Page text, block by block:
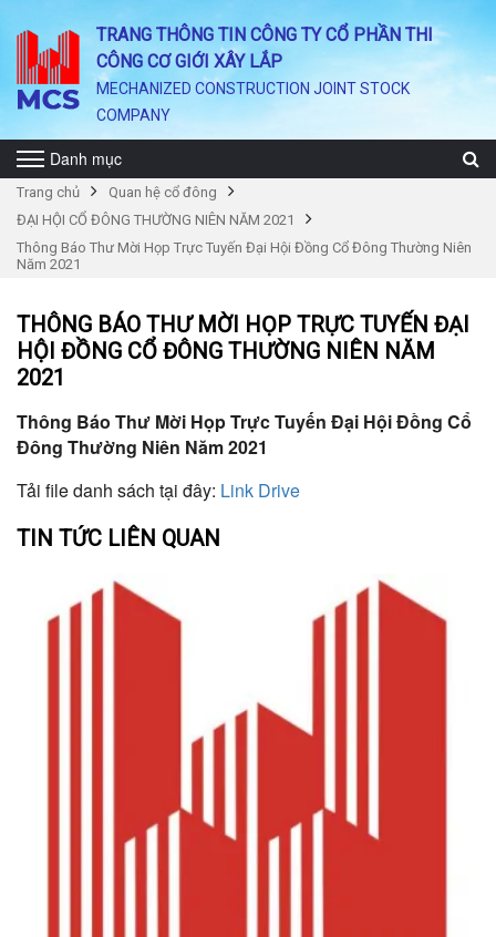
TRANG THÔNG TIN CÔNG TY CỔ PHẦN THI
CÔNG CƠ GIỚI XÂY LẮP
MECHANIZED CONSTRUCTION JOINT STOCK
COMPANY
Danh mục
Trang chủ
Quan hệ cổ đông
ĐẠI HỘI CỔ ĐÔNG THƯỜNG NIÊN NĂM 2021
Thông Báo Thư Mời Họp Trực Tuyến Đại Hội Đồng Cổ Đông Thường Niên
Năm 2021
THÔNG BÁO THƯ MỜI HỌP TRỰC TUYẾN ĐẠI
HỘI ĐỒNG CỔ ĐÔNG THƯỜNG NIÊN NĂM
2021
Thông Báo Thư Mời Họp Trực Tuyến Đại Hội Đồng Cổ
Đông Thường Niên Năm 2021
Tải file danh sách tại đây: Link Drive
TIN TỨC LIÊN QUAN